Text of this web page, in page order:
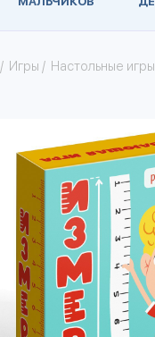
/ Игры / Настольные игры